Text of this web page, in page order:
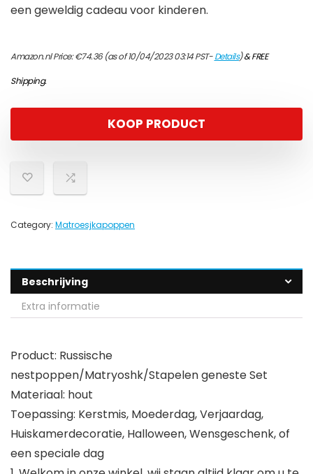
een geweldig cadeau voor kinderen.
Amazon.nl Price:€74.36(as of 10/04/2023 03:14 PST-Details)&FREE
Shipping.
KOOP PRODUCT
Category: Matroesjkapoppen
Beschrijving
Extra informatie
Product: Russische
nestpoppen/Matryoshk/Stapelen geneste Set
Materiaal: hout
Toepassing: Kerstmis, Moederdag, Verjaardag,
Huiskamerdecoratie, Halloween, Wensgeschenk, of
een speciale dag